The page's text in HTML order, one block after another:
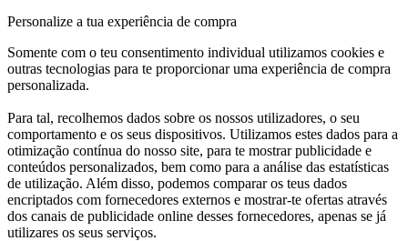
Personalize a tua experiência de compra
Somente com o teu consentimento individual utilizamos cookies e
outras tecnologias para te proporcionar uma experiência de compra
personalizada.
Para tal, recolhemos dados sobre os nossos utilizadores, o seu
comportamento e os seus dispositivos. Utilizamos estes dados para a
otimização contínua do nosso site, para te mostrar publicidade e
conteúdos personalizados, bem como para a análise das estatísticas
de utilização. Além disso, podemos comparar os teus dados
encriptados com fornecedores externos e mostrar-te ofertas através
dos canais de publicidade online desses fornecedores, apenas se já
utilizares os seus serviços.